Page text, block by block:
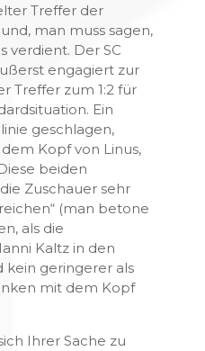
Treffer der
man muss sagen,
verdient. Der SC
engagiert zur
Treffer zum 1:2 für
Ein
geschlagen,
Kopf von Linus,
beiden
Zuschauer sehr
(man betone
als die
Kaltz in den
kein geringerer als
mit dem Kopf
Ihrer Sache zu